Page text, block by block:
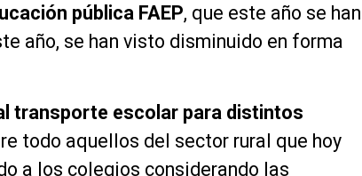
pública FAEP, que este año se han
año, se han visto disminuido en forma
transporte escolar para distintos
todo aquellos del sector rural que hoy
a los colegios considerando las